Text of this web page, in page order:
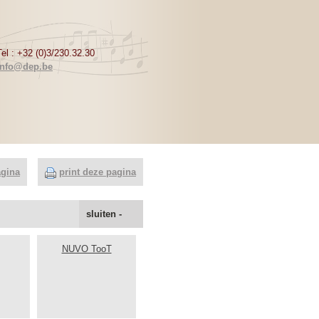
: +32 (0)3/230.32.30
print deze pagina
sluiten -
NUVO TooT